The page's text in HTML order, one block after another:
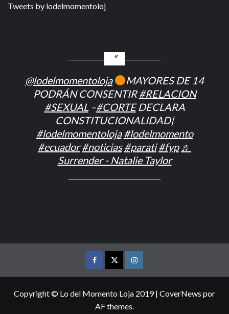
Tweets by lodelmomentoloj
@lodelmomentoloja
MAYORES DE 14
PODRÁN CONSENTIR#RELACION
#SEXUAL –#CORTEDECLARA
CONSTITUCIONALIDAD|
#lodelmomentoloja #lodelmomento
#ecuador #noticias #parati #fyp ♬
Surrender - Natalie Taylor
FACEBOOK
TWITTERINSTAGRAM
Copyright © Lo del Momento Loja 2019| CoverNews por
AF themes.